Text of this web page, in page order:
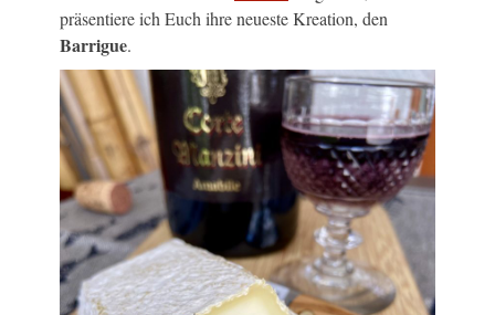
präsentiere ich Euch ihre neueste Kreation, den
Barrigue.